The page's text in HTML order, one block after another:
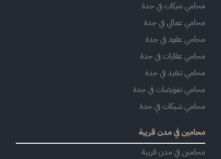
محامي شركات في جدة
محامي عمالي في جدة
محامي عقود في جدة
محامي عقارات في جدة
محامي تنفيذ في جدة
محامي تعويضات في جدة
محامي شيكات في جدة
محامين في مدن قريبة
محامين في مدن قريبة